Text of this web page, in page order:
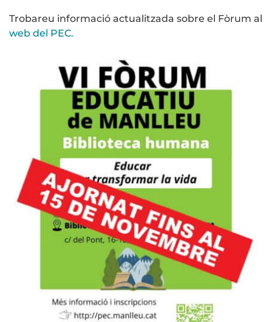
Trobareu informació actualitzada sobre el Fòrum al
web del PEC.